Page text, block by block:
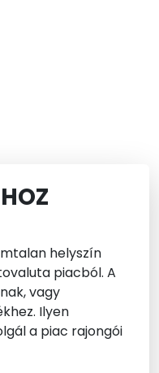
helyszín
piacból. A
vagy
Ilyen
a piac rajongói